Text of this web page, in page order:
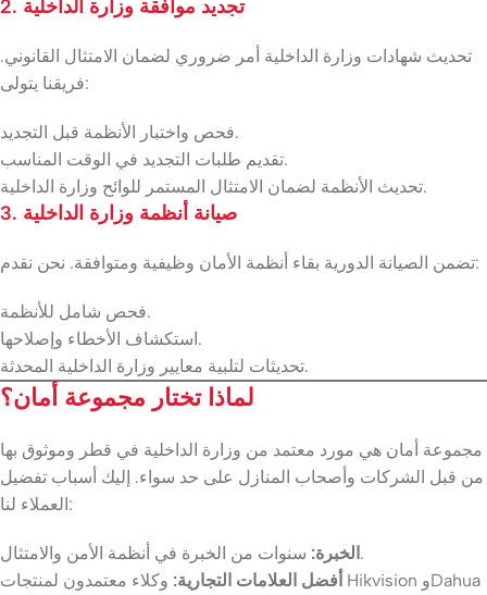
2. تجديد موافقة وزارة الداخلية
تحديث شهادات وزارة الداخلية أمر ضروري لضمان الامتثال القانوني.
فريقنا يتولى:
فحص واختبار الأنظمة قبل التجديد.
تقديم طلبات التجديد في الوقت المناسب.
تحديث الأنظمة لضمان الامتثال المستمر للوائح وزارة الداخلية.
3. صيانة أنظمة وزارة الداخلية
تضمن الصيانة الدورية بقاء أنظمة الأمان وظيفية ومتوافقة. نحن نقدم:
فحص شامل للأنظمة.
استكشاف الأخطاء وإصلاحها.
تحديثات لتلبية معايير وزارة الداخلية المحدثة.
لماذا تختار مجموعة أمان؟
مجموعة أمان هي مورد معتمد من وزارة الداخلية في قطر وموثوق بها
من قبل الشركات وأصحاب المنازل على حد سواء. إليك أسباب تفضيل
العملاء لنا:
الخبرة:سنوات من الخبرة في أنظمة الأمن والامتثال.
أفضل العلامات التجارية: وكلاء معتمدون لمنتجات Hikvision وDahua